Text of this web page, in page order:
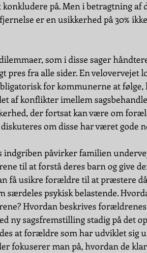
på. Men i betragtning af
er en usikkerhed på 30%
som i disse sager
pres fra alle sider. En velovervejet
for kommunerne at følge,
af konflikter imellem
der fortsat kan være om
om disse har været gode
indgriben påvirker familien
til at forstå deres barn og give
få usikre forældre til at præstere
særdeles psykisk belastende.
Hvordan beskrives
ny sagsfremstilling stadig på det
at forældre som har udviklet sig
fokuserer man på, hvordan de